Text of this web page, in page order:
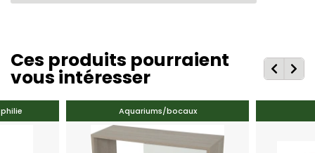
Ces produits pourraient
vous intéresser
Aquariums/bocaux